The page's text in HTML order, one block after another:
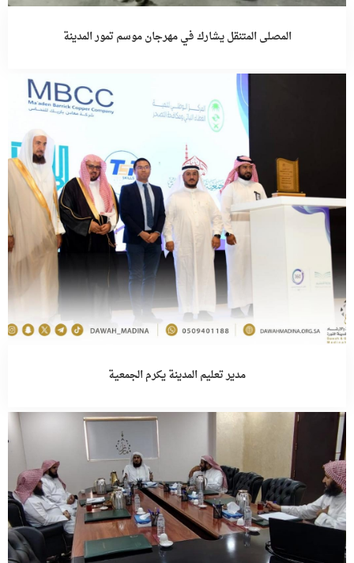
المصلى المتنقل يشارك في مهرجان موسم تمور المدينة
مدير تعليم المدينة يكرم الجمعية